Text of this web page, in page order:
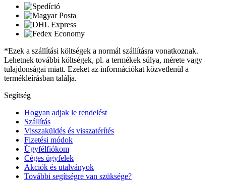
*Ezek a szállítási költségek a normál szállításra vonatkoznak.
Lehetnek további költségek, pl. a termékek súlya, mérete vagy
tulajdonságai miatt. Ezeket az információkat közvetlenül a
termékleírásban találja.
Segítség
Hogyan adjak le rendelést
Szállítás
Visszaküldés és visszatérítés
Fizetési módok
Ügyfélfiókom
Céges ügyfelek
Akciók és utalványok
További segítségre van szüksége?